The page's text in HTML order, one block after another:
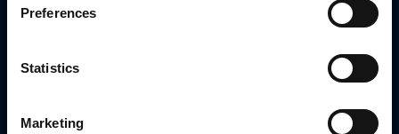
Preferences
Statistics
Marketing